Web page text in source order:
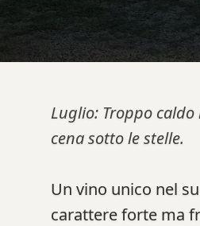
Luglio: Troppo
cena sotto le stelle.
Un vino unico nel
carattere forte ma